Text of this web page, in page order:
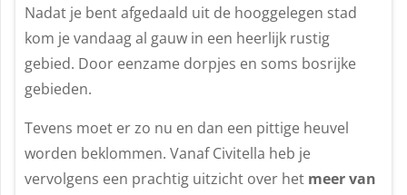
Nadat je bent afgedaald uit de hooggelegen stad
kom je vandaag al gauw in een heerlijk rustig
gebied. Door eenzame dorpjes en soms bosrijke
gebieden.
Tevens moet er zo nu en dan een pittige heuvel
worden beklommen. Vanaf Civitella heb je
vervolgens een prachtig uitzicht over het meer van